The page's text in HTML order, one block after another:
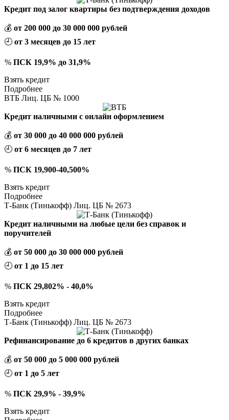
Кредит под залог квартиры без подтверждения доходов
💰 от 200 000 до 30 000 000 рублей
🕘 от 3 месяцев до 15 лет
% ПСК 19,9% до 31,9%
Взять кредит
Подробнее
ВТБ Лиц. ЦБ № 1000
Кредит наличными с онлайн оформлением
💰 от 30 000 до 40 000 000 рублей
🕘 от 6 месяцев до 7 лет
% ПСК 19,900-40,500%
Взять кредит
Подробнее
Т-Банк (Тинькофф) Лиц. ЦБ № 2673
Кредит наличными на любые цели без справок и
поручителей
💰 от 50 000 до 30 000 000 рублей
🕘 от 1 до 15 лет
% ПСК 29,802% - 40,0%
Взять кредит
Подробнее
Т-Банк (Тинькофф) Лиц. ЦБ № 2673
Рефинансирование до 6 кредитов в других банках
💰 от 50 000 до 5 000 000 рублей
🕘 от 1 до 5 лет
% ПСК 29,9% - 39,9%
Взять кредит